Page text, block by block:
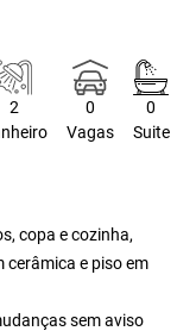
2
0
Vagas
0
Suite
copa e cozinha,
cerâmica e piso em
sem aviso